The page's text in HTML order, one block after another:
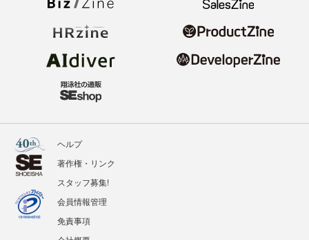
ヘルプ
著作権・リンク
スタッフ募集!
会員情報管理
免責事項